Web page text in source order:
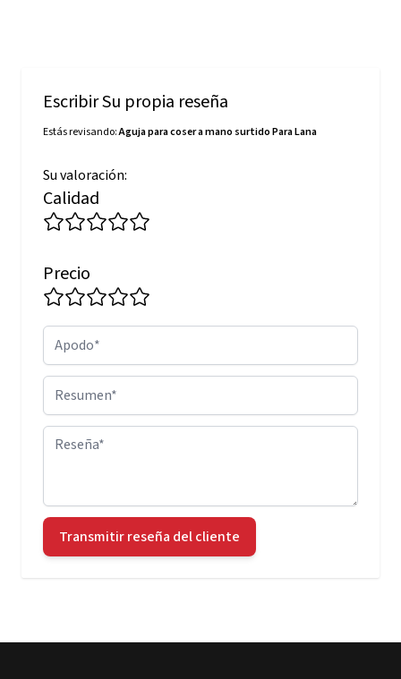
Escribir Su propia reseña
Estás revisando:Aguja para coser a mano surtido Para Lana
Su valoración:
Calidad
Precio
Apodo
Resumen
Reseña
Transmitir reseña del cliente